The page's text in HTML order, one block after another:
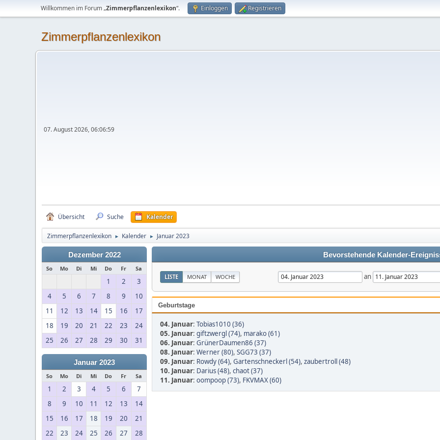
Willkommen im Forum „Zimmerpflanzenlexikon“. Einloggen Registrieren
Zimmerpflanzenlexikon
07. August 2026, 06:06:59
Übersicht Suche Kalender
Zimmerpflanzenlexikon ► Kalender ► Januar 2023
Dezember 2022
So Mo Di Mi Do Fr Sa
1 2
3
4
5 6 7 8 9
10
11
12 13 14 15 16
17
18
19 20 21 22 23
24
25
26 27 28 29 30 31
Januar 2023
So Mo Di Mi Do Fr Sa
1 2 3 4 5 6
7
8
9 10 11 12 13
14
15
16 17 18 19 20
21
22
23 24 25 26 27 28
Bevorstehende Kalender-
LISTE MONAT WOCHE an
Geburtstage
04. Januar: Tobias1010 (36)
05. Januar: giftzwergl (74), marako (61)
06. Januar: GrünerDaumen86 (37)
08. Januar: Werner (80), SGG73 (37)
09. Januar: Rowdy (64), Gartenschneckerl (54), zaubertroll (48)
10. Januar: Darius (48), chaot (37)
11. Januar: oompoop (73), FKVMAX (60)